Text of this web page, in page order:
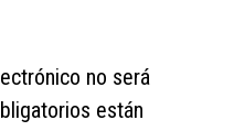
no será
están